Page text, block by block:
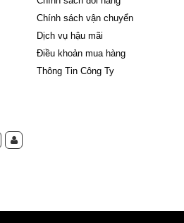
Chính sách vận chuyển
Dịch vụ hậu mãi
Điều khoản mua hàng
Thông Tin Công Ty